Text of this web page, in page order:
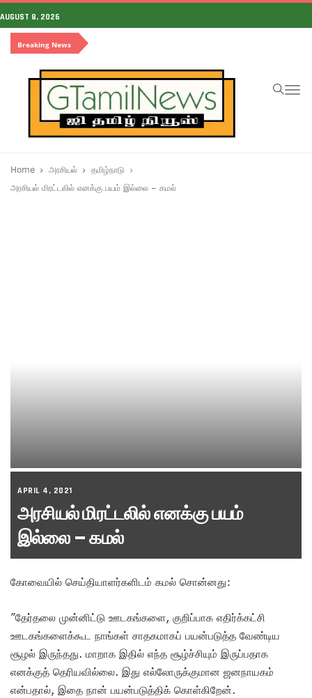
AUGUST 8, 2026
Breaking News
Home அரசியல்
தமிழ்நாடு
அரசியல் மிரட்டலில் எனக்கு பயம் இல்லை – கமல்
APRIL 4, 2021
அரசியல் மிரட்டலில் எனக்கு பயம்
இல்லை – கமல்
கோவையில் செய்தியாளர்களிடம் கமல் சொன்னது:
”தேர்தலை முன்னிட்டு ஊடகங்களை, குறிப்பாக எதிர்க்கட்சி
ஊடகங்களைக்கூட நாங்கள் சாதகமாகப் பயன்படுத்த வேண்டிய
சூழல் இருந்தது. மாறாக இதில் எந்த சூழ்ச்சியும் இருப்பதாக
எனக்குத் தெரியவில்லை. இது எல்லோருக்குமான ஜனநாயகம்
என்பதால், இதை நான் பயன்படுத்திக் கொள்கிறேன்.